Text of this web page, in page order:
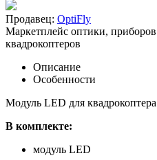
Продавец: OptiFly
Маркетплейс оптики,
квадрокоптеров
Описание
Особенности
Модуль LED для
В комплекте:
модуль LED